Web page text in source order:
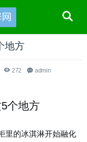
地方
272 admin
个地方
里的冰淇淋开始融化